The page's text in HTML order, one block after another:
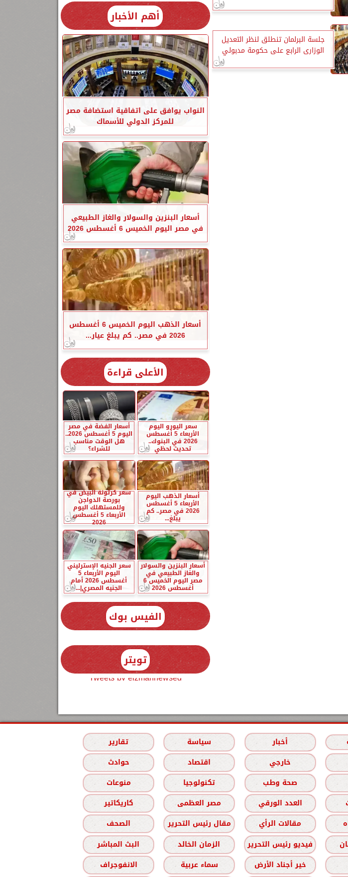
جلسة البرلمان تنطلق لنظر التعديل
الوزارى الرابع على حكومة مدبولي
أهم الأخبار
النواب يوافق على اتفاقية استضافة مصر
للمركز الدولي للأسماك
أسعار البنزين والسولار والغاز الطبيعي
في مصر اليوم الخميس 6 أغسطس 2026
أسعار الذهب اليوم الخميس 6 أغسطس
2026 في مصر.. كم يبلغ عيار...
الأعلى قراءة
سعر اليورو اليوم
الأربعاء 5 أغسطس
2026 في البنوك..
تحديث لحظي
أسعار الفضة في مصر
اليوم 5 أغسطس 2026..
هل الوقت مناسب
للشراء؟
أسعار الذهب اليوم
الأربعاء 5 أغسطس
2026 في مصر.. كم
يبلغ...
سعر كرتونة البيض في
بورصة الدواجن
وللمستهلك اليوم
الأربعاء 5 أغسطس
2026
أسعار البنزين والسولار
والغاز الطبيعي في
مصر اليوم الخميس 6
أغسطس 2026
سعر الجنيه الإسترليني
اليوم الأربعاء 5
أغسطس 2026 أمام
الجنيه المصري|...
الفيس بوك
تويتر
Tweets by elzmannewseg
أخبار سياسة
تقارير
خارجي اقتصاد
حوادث
صحة وطب تكنولوجيا
منوعات
العدد الورقي مصر العظمى
كاريكاتير
مقالات الرأي مقال رئيس التحرير
الصحف
فيديو رئيس التحرير الزمان الخالد
البث المباشر
خير أجناد الأرض سماء عربية الانفوجراف